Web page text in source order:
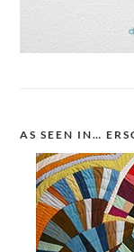
AS SEEN IN…